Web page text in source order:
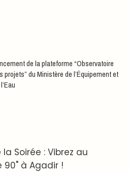
de la plateforme “Observatoire
projets” du Ministère de l’Équipement et
Soirée : Vibrez au
à Agadir !